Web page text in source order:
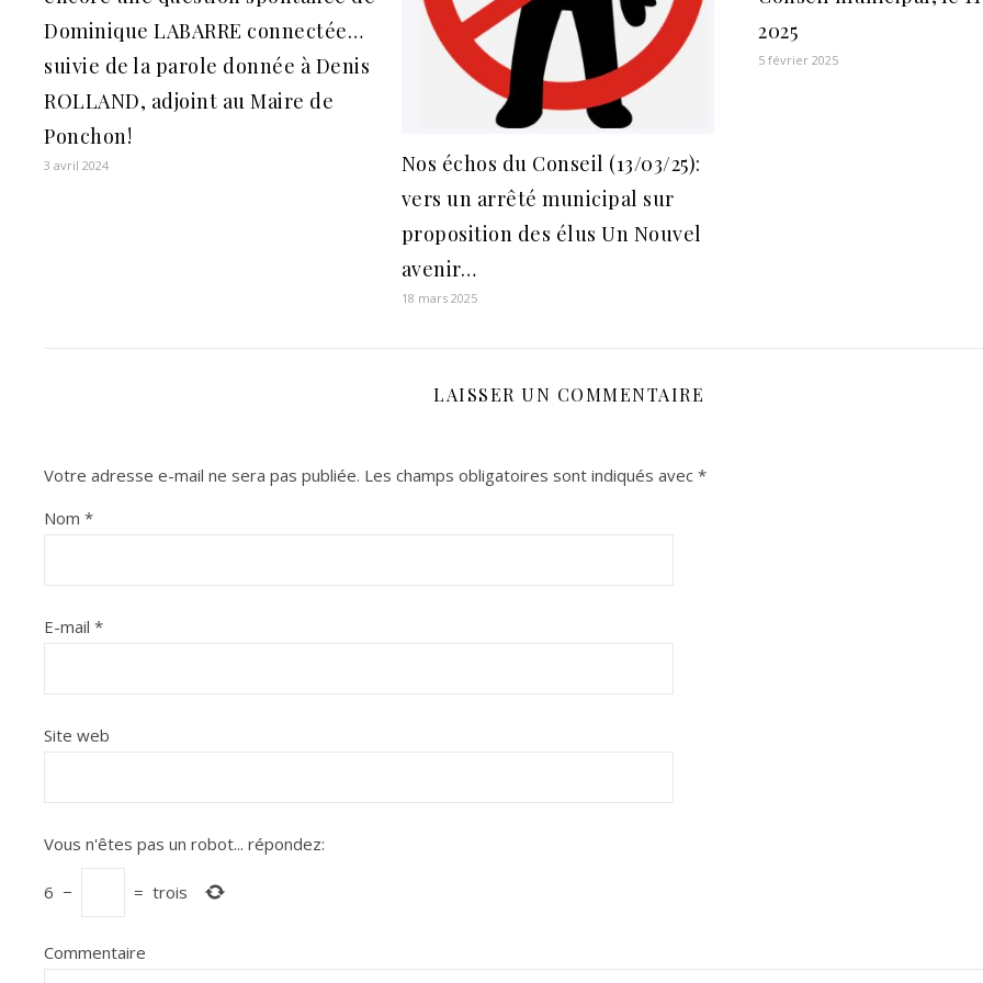
Dominique LABARRE connectée…
suivie de la parole donnée à Denis
ROLLAND, adjoint au Maire de
Ponchon!
3 avril 2024
Nos échos du Conseil (13/03/25):
vers un arrêté municipal sur
proposition des élus Un Nouvel
avenir…
18 mars 2025
2025
5 février 2025
LAISSER UN COMMENTAIRE
Votre adresse e-mail ne sera pas publiée. Les champs obligatoires sont indiqués avec *
Nom *
E-mail *
Site web
Vous n'êtes pas un robot... répondez:
6 − = trois
Commentaire